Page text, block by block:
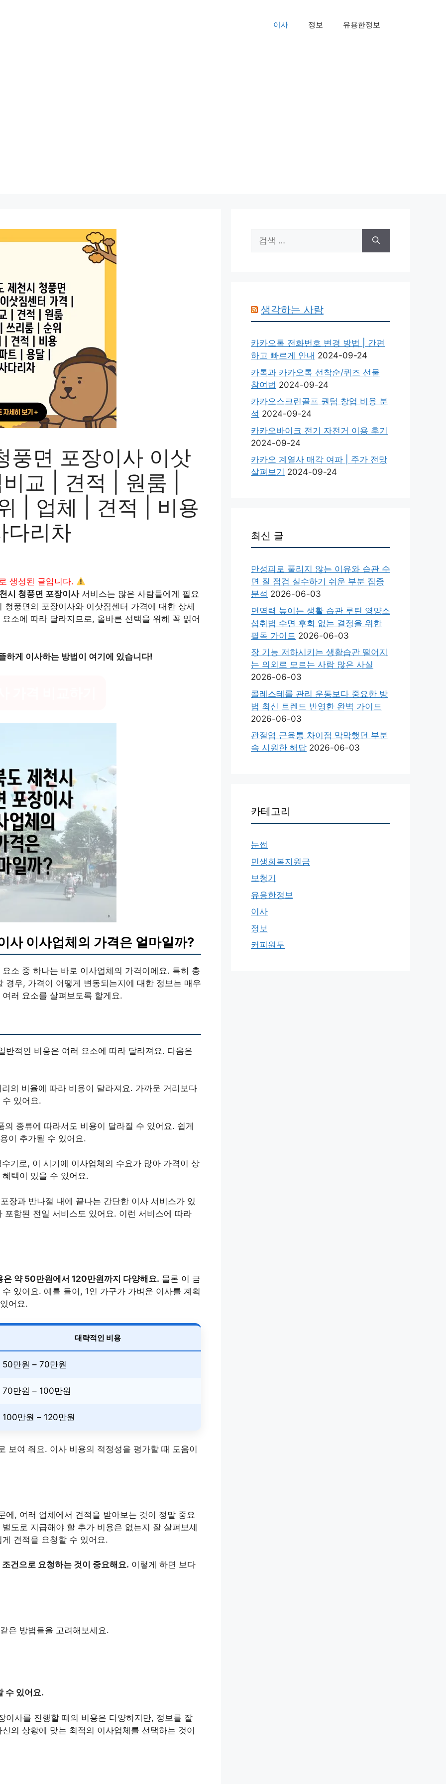
이사 정보 유용한정보
풍면 포장이사 이삿
교 | 견적 | 원룸 |
| 업체 | 견적 | 비용
다리차
생성된 글입니다.
시 청풍면 포장이사서비스는 많은 사람들에게 필요
풍면의 포장이사와 이삿짐센터 가격에 대한 상세
소에 따라 달라지므로, 올바른 선택을 위해 꼭 읽어
하게 이사하는 방법이 여기에 있습니다!
사 이사업체의 가격은 얼마일까?
소 중 하나는 바로 이사업체의 가격이에요. 특히 충
경우, 가격이 어떻게 변동되는지에 대한 정보는 매우
러 요소를 살펴보도록 할게요.
반적인 비용은 여러 요소에 따라 달라져요. 다음은
의 비율에 따라 비용이 달라져요. 가까운 거리보다
있어요.
의 종류에 따라서도 비용이 달라질 수 있어요. 쉽게
이 추가될 수 있어요.
기로, 이 시기에 이사업체의 수요가 많아 가격이 상
택이 있을 수 있어요.
장과 반나절 내에 끝나는 간단한 이사 서비스가 있
함된 전일 서비스도 있어요. 이런 서비스에 따라
약 50만원에서 120만원까지 다양해요. 물론 이 금
있어요. 예를 들어, 1인 가구가 가벼운 이사를 계획
어요.
대략적인 비용
50만원 – 70만원
70만원 – 100만원
100만원 – 120만원
보여 줘요. 이사 비용의 적정성을 평가할 때 도움이
, 여러 업체에서 견적을 받아보는 것이 정말 중요
도로 지급해야 할 추가 비용은 없는지 잘 살펴보세
견적을 요청할 수 있어요.
건으로 요청하는 것이 중요해요. 이렇게 하면 보다
은 방법들을 고려해보세요.
수 있어요.
이사를 진행할 때의 비용은 다양하지만, 정보를 잘
의 상황에 맞는 최적의 이사업체를 선택하는 것이
색:
생각하는 사람
카카오톡 전화번호 변경 방법 | 간편
하고 빠르게 안내 2024-09-24
카톡과 카카오톡 선착순/퀴즈 선물
참여법 2024-09-24
카카오스크린골프 퀀텀 창업 비용 분
석 2024-09-24
카카오바이크 전기 자전거 이용 후기
2024-09-24
카카오 계열사 매각 여파 | 주가 전망
살펴보기 2024-09-24
최신 글
만성피로 풀리지 않는 이유와 습관 수
면 질 점검 실수하기 쉬운 부분 집중
분석 2026-06-03
면역력 높이는 생활 습관 루틴 영양소
섭취법 수면 후회 없는 결정을 위한
필독 가이드 2026-06-03
장 기능 저하시키는 생활습관 떨어지
는 의외로 모르는 사람 많은 사실
2026-06-03
콜레스테롤 관리 운동보다 중요한 방
법 최신 트렌드 반영한 완벽 가이드
2026-06-03
관절염 근육통 차이점 막막했던 부분
속 시원한 해답 2026-06-03
카테고리
눈썹
민생회복지원금
보청기
유용한정보
이사
정보
커피원두